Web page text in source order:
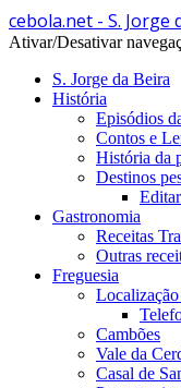
cebola.net - S. Jorge
Ativar/Desativar
S. Jorge da Beira
História
Episódios
Contos e
História da
Destinos
Gastronomia
Receitas
Outras
Freguesia
Cambões
Vale da
Casal de